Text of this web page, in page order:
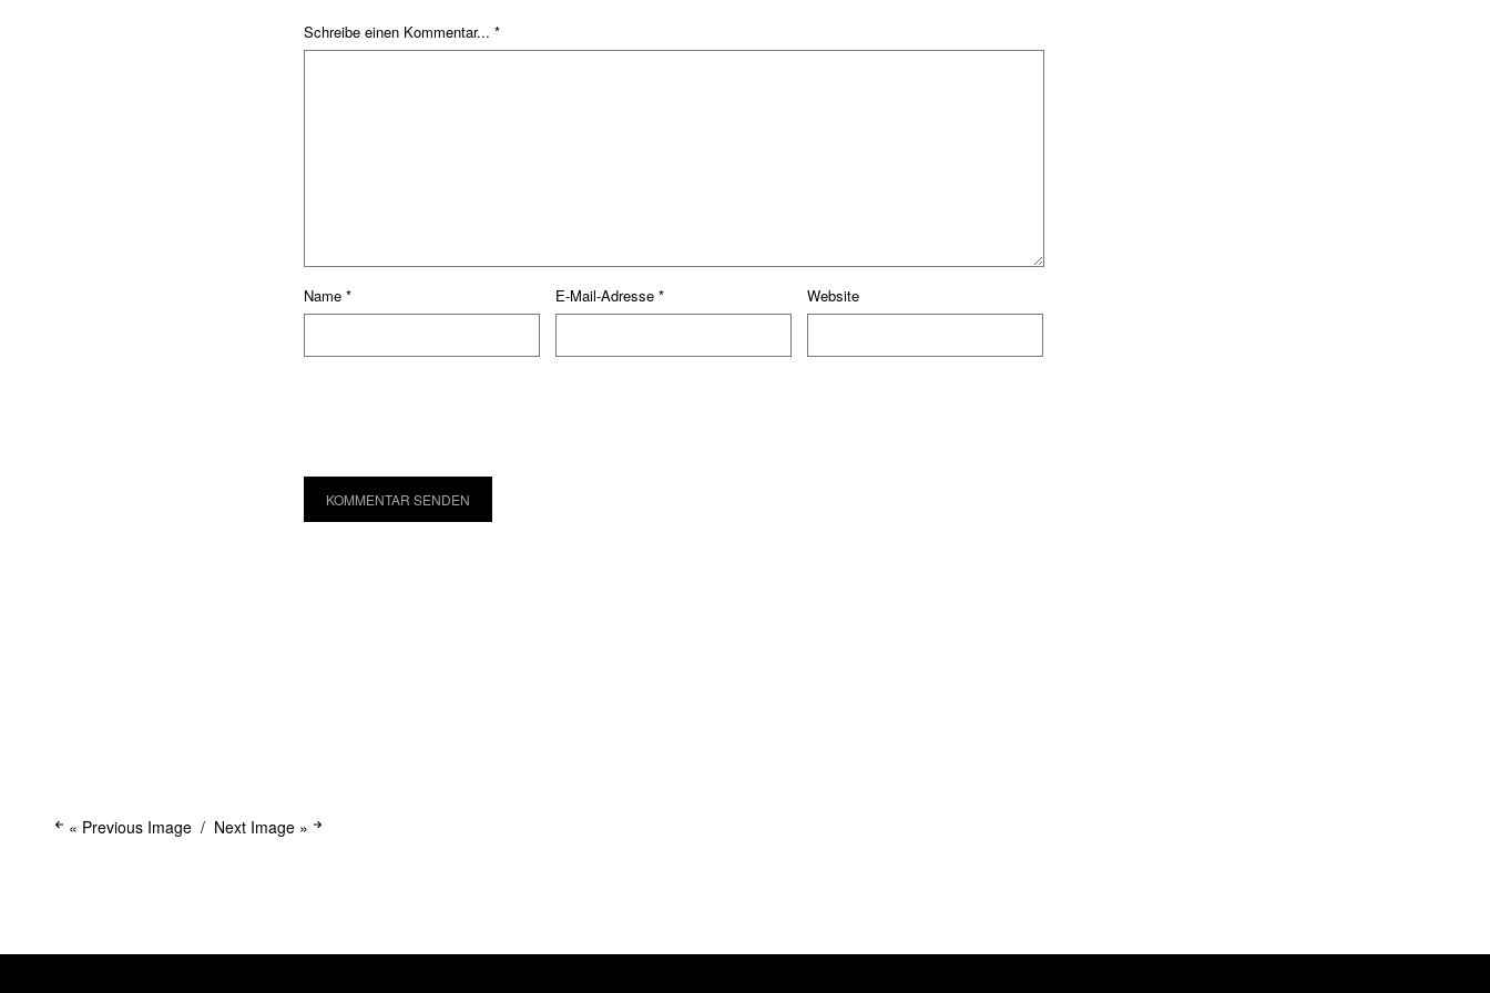
Schreibe einen Kommentar... *
Name * E-Mail-Adresse * Website
« Previous Image Next Image »